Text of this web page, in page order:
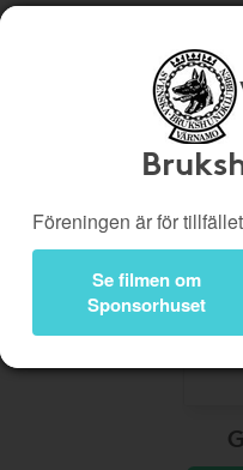
Köp genom denna sida
Bli medlem
Föreningen är för
Se filmen om
Sponsorhuset